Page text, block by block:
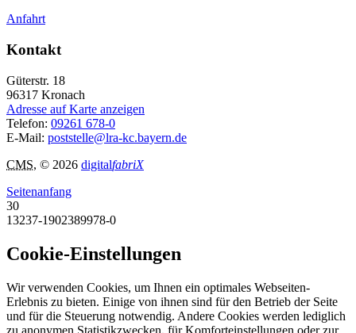
Anfahrt
Kontakt
Güterstr. 18
96317 Kronach
Adresse auf Karte anzeigen
Telefon: 09261 678-0
E-Mail: poststelle@lra-kc.bayern.de
CMS, © 2026 digitalfabriX
Seitenanfang
30
13237-1902389978-0
Cookie-Einstellungen
Wir verwenden Cookies, um Ihnen ein optimales Webseiten-
Erlebnis zu bieten. Einige von ihnen sind für den Betrieb der Seite
und für die Steuerung notwendig. Andere Cookies werden lediglich
zu anonymen Statistikzwecken, für Komforteinstellungen oder zur